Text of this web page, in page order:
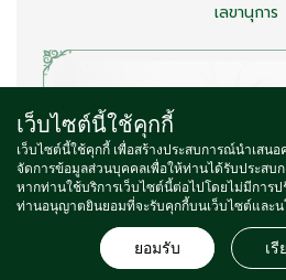
เลขานุการ
เว็บไซต์นี้ใช้คุกกี้
เว็บไซต์นี้ใช้คุกกี้ เพื่อสร้างประสบการณ์นำเสน
จัดการข้อมูลส่วนบุคคลเพื่อให้ท่านได้รับประสบ
หากท่านใช้บริการเว็บไซต์นี้ต่อไปโดยไม่มีการ
ท่านอนุญาตยินยอมที่จะรับคุกกี้บนเว็บไซต์และน
ยอมรับ เรี